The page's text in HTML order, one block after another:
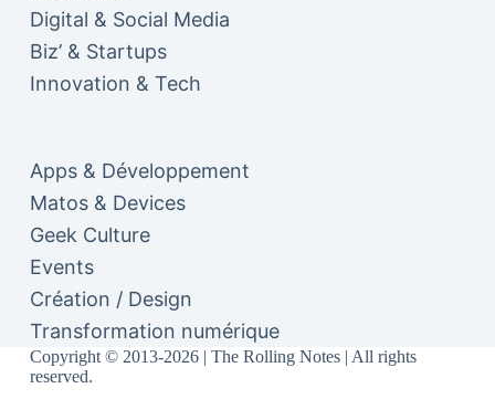
Digital & Social Media
Biz’ & Startups
Innovation & Tech
Apps & Développement
Matos & Devices
Geek Culture
Events
Création / Design
Transformation numérique
Copyright © 2013-2026 | The Rolling Notes | All rights
reserved.